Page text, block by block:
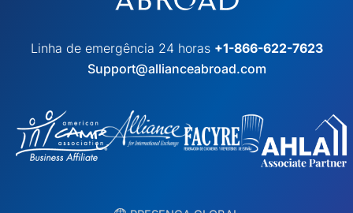
Linha de emergência 24 horas +1-866-622-7623
Support@allianceabroad.com